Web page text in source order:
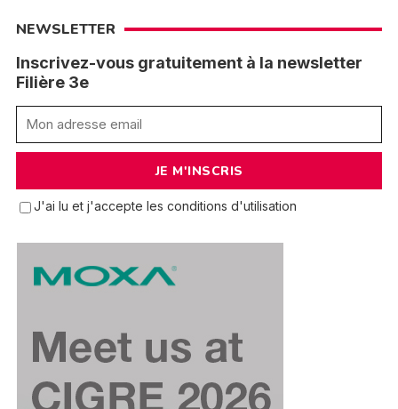
NEWSLETTER
Inscrivez-vous gratuitement à la newsletter
Filière 3e
J'ai lu et j'accepte les conditions d'utilisation